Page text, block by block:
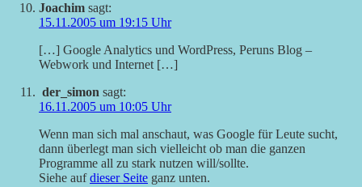
Joachim sagt:
15.11.2005 um 19:15 Uhr
[…] Google Analytics und WordPress, Peruns Blog –
Webwork und Internet […]
der_simon sagt:
16.11.2005 um 10:05 Uhr
Wenn man sich mal anschaut, was Google für Leute sucht,
dann überlegt man sich vielleicht ob man die ganzen
Programme all zu stark nutzen will/sollte.
Siehe aufdieser Seite ganz unten.